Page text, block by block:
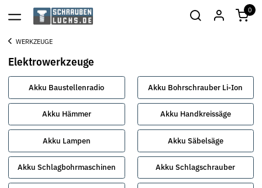
0
WERKZEUGE
Elektrowerkzeuge
Akku Baustellenradio Akku Bohrschrauber Li-Ion
Akku Hämmer Akku Handkreissäge
Akku Lampen Akku Säbelsäge
Akku Schlagbohrmaschinen Akku Schlagschrauber